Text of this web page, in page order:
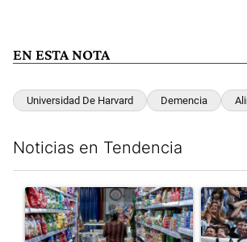
EN ESTA NOTA
Universidad De Harvard Demencia
Noticias en Tendencia
Un artículo de tendencia con el título "La
Un